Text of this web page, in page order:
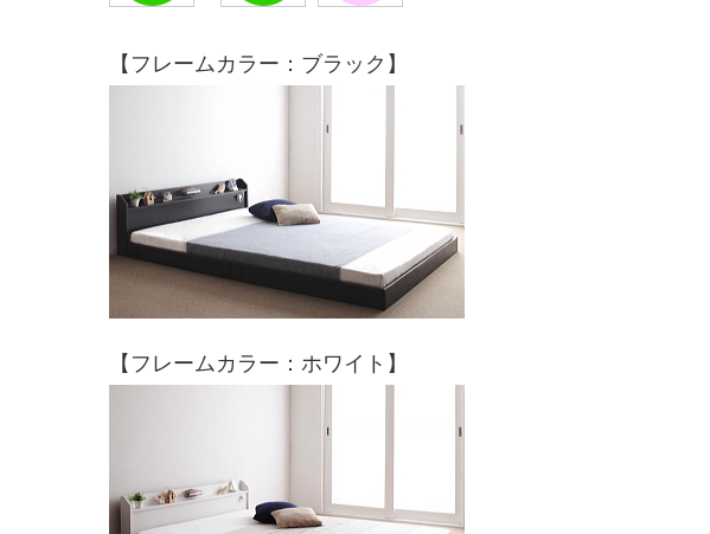
【フレームカラー：ブラック】
【フレームカラー：ホワイト】